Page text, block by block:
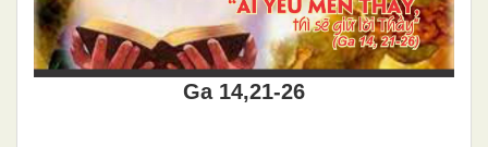
Ga 14,21-26